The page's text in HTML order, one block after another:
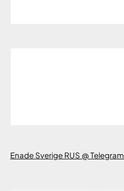
Enade Sverige RUS @ Telegram